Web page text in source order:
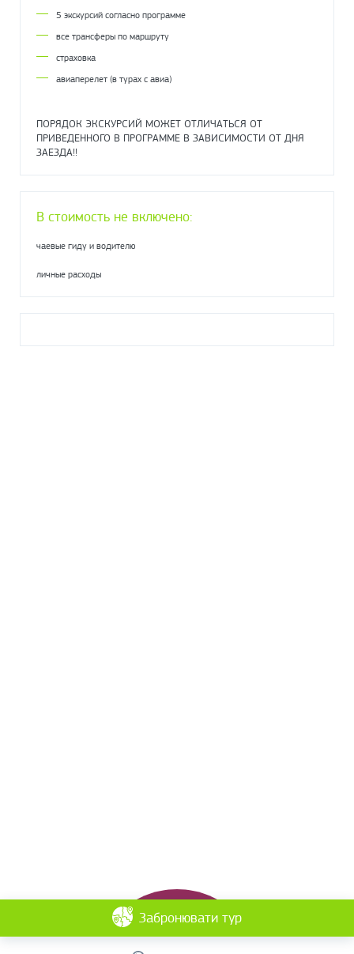
5 экскурсий согласно программе
все трансферы по маршруту
страховка
авиаперелет (в турах с авиа)
ПОРЯДОК ЭКСКУРСИЙ МОЖЕТ ОТЛИЧАТЬСЯ ОТ
ПРИВЕДЕННОГО В ПРОГРАММЕ В ЗАВИСИМОСТИ ОТ ДНЯ
ЗАЕЗДА!!
В стоимость не включено:
чаевые гиду и водителю
личные расходы
Забронювати тур